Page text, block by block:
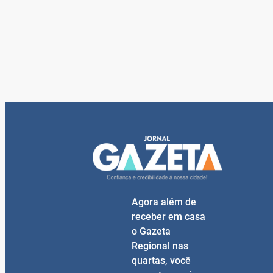
Agora além de
receber em casa
o Gazeta
Regional nas
quartas, você